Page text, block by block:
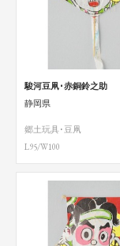
駿河豆凧･赤銅鈴之助
静岡県
郷土玩具･豆凧
L95/W100